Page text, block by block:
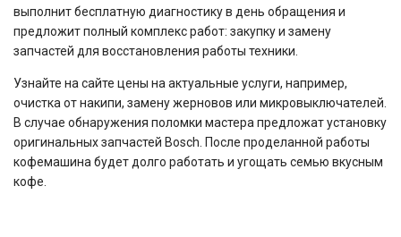
выполнит бесплатную диагностику в день обращения и
предложит полный комплекс работ: закупку и замену
запчастей для восстановления работы техники.
Узнайте на сайте цены на актуальные услуги, например,
очистка от накипи, замену жерновов или микровыключателей.
В случае обнаружения поломки мастера предложат установку
оригинальных запчастей Bosch. После проделанной работы
кофемашина будет долго работать и угощать семью вкусным
кофе.